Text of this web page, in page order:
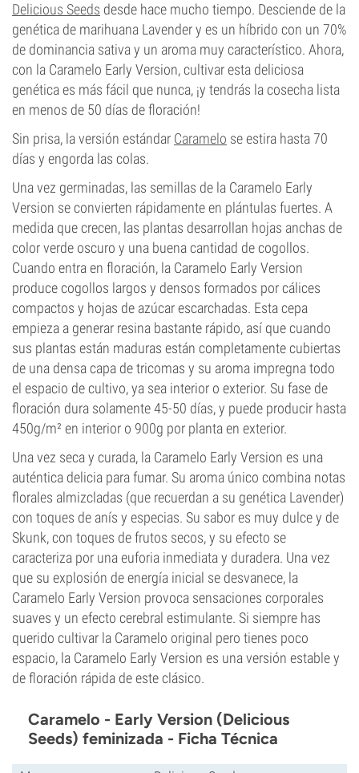
Delicious Seeds desde hace mucho tiempo. Desciende de la
genética de marihuana Lavender y es un híbrido con un 70%
de dominancia sativa y un aroma muy característico. Ahora,
con la Caramelo Early Version, cultivar esta deliciosa
genética es más fácil que nunca, ¡y tendrás la cosecha lista
en menos de 50 días de floración!
Sin prisa, la versión estándar Caramelo se estira hasta 70
días y engorda las colas.
Una vez germinadas, las semillas de la Caramelo Early
Version se convierten rápidamente en plántulas fuertes. A
medida que crecen, las plantas desarrollan hojas anchas de
color verde oscuro y una buena cantidad de cogollos.
Cuando entra en floración, la Caramelo Early Version
produce cogollos largos y densos formados por cálices
compactos y hojas de azúcar escarchadas. Esta cepa
empieza a generar resina bastante rápido, así que cuando
sus plantas están maduras están completamente cubiertas
de una densa capa de tricomas y su aroma impregna todo
el espacio de cultivo, ya sea interior o exterior. Su fase de
floración dura solamente 45-50 días, y puede producir hasta
450g/m² en interior o 900g por planta en exterior.
Una vez seca y curada, la Caramelo Early Version es una
auténtica delicia para fumar. Su aroma único combina notas
florales almizcladas (que recuerdan a su genética Lavender)
con toques de anís y especias. Su sabor es muy dulce y de
Skunk, con toques de frutos secos, y su efecto se
caracteriza por una euforia inmediata y duradera. Una vez
que su explosión de energía inicial se desvanece, la
Caramelo Early Version provoca sensaciones corporales
suaves y un efecto cerebral estimulante. Si siempre has
querido cultivar la Caramelo original pero tienes poco
espacio, la Caramelo Early Version es una versión estable y
de floración rápida de este clásico.
Caramelo - Early Version (Delicious
Seeds) feminizada - Ficha Técnica